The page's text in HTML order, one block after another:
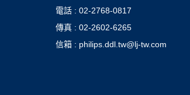
電話 : 02-2768-0817
傳真 : 02-2602-6265
信箱 : philips.ddl.tw@lj-tw.com